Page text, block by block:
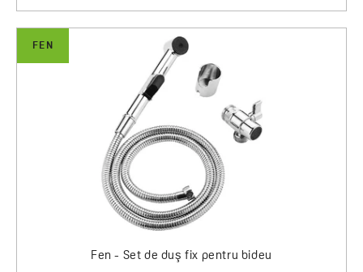
FEN
Fen - Set de duş fix pentru bideu